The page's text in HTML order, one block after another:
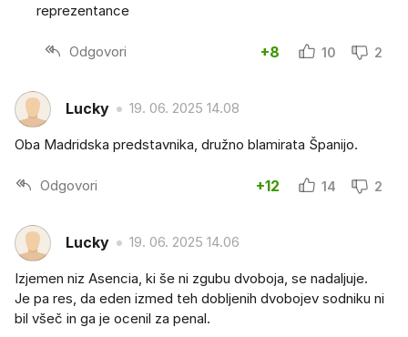
reprezentance
Odgovori +8 10 2
Lucky 19. 06. 2025 14.08
Oba Madridska predstavnika, družno blamirata Španijo.
Odgovori +12 14 2
Lucky 19. 06. 2025 14.06
Izjemen niz Asencia, ki še ni zgubu dvoboja, se nadaljuje.
Je pa res, da eden izmed teh dobljenih dvobojev sodniku ni
bil všeč in ga je ocenil za penal.